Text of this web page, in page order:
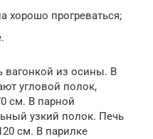
хорошо прогреваться;
вагонкой из осины. В
угловой полок,
см. В парной
узкий полок. Печь
см. В парилке